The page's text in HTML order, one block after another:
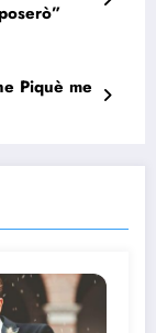
Piquè me